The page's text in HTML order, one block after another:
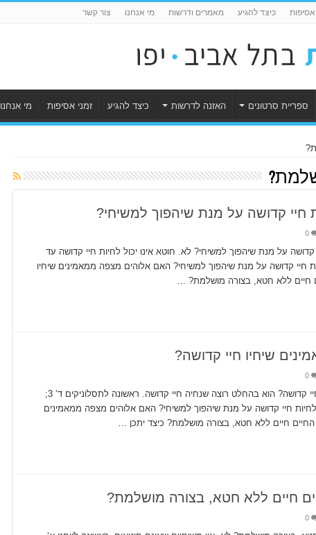
אסיפות כיצד להגיע מאמרים ודרשות מי אנחנו צור קשר
ספריית סרטונים האזנה לדרשות כיצד להגיע זמני אסיפות מי אנחנו
חיי קדושה על מנת שיהפוך למשיחי?
0
על מנת שיהפוך למשיחי? לא. חוטא אינו יכול לחיות חיי קדושה עד
קדושה על מנת שיהפוך למשיחי? האם אלוהים מצפה ממאמינים שיחיו
חיים ללא חטא, בצורה מושלמת? …
שיחיו חיי קדושה?
0
האם אלוהים מצפה ממאמינים שיחיו חיי קדושה? הוא בהחלט רוצה שנחיה חיי קדושה. ראשונה לתסלוניקים ד’ 3;
אדם לחיות חיי קדושה על מנת שיהפוך למשיחי? האם אלוהים מצפה ממאמינים
חיים ללא חטא, בצורה מושלמת? כיצד יתכן …
חיים ללא חטא, בצורה מושלמת?
0